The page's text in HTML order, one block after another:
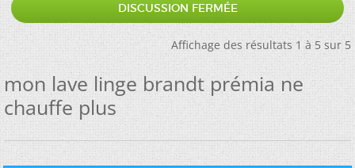
DISCUSSION FERMÉE
Affichage des résultats 1 à 5 sur 5
mon lave linge brandt prémia ne
chauffe plus